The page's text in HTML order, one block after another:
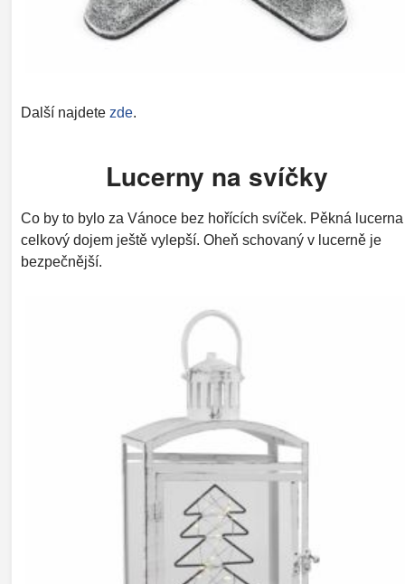
Další najdetezde.
Lucerny na svíčky
Co by to bylo za Vánoce bez hořících svíček. Pěkná lucerna
celkový dojem ještě vylepší. Oheň schovaný v lucerně je
bezpečnější.